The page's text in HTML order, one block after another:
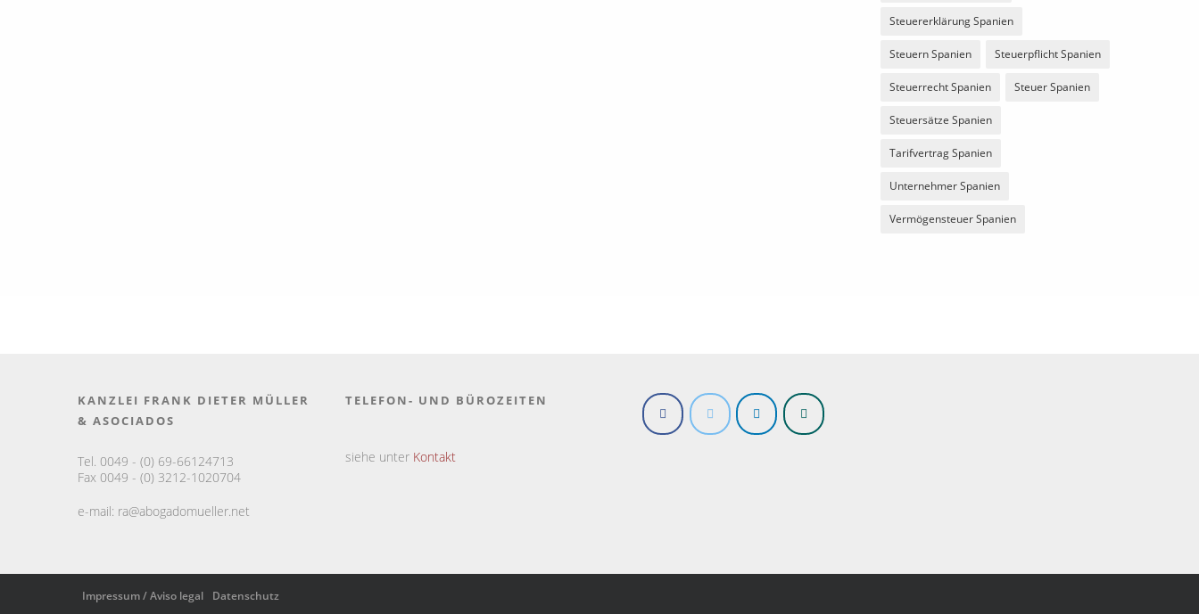
Steuererklärung Spanien
Steuern Spanien Steuerpflicht Spanien
Steuerrecht Spanien Steuer Spanien
Steuersätze Spanien
Tarifvertrag Spanien
Unternehmer Spanien
Vermögensteuer Spanien
KANZLEI FRANK DIETER MÜLLER
& ASOCIADOS
Tel. 0049 - (0) 69-66124713
Fax 0049 - (0) 3212-1020704
e-mail: ra@abogadomueller.net
TELEFON- UND BÜROZEITEN
siehe unter Kontakt
Impressum / Aviso legal Datenschutz